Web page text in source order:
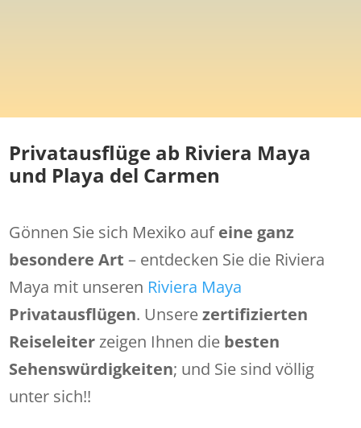
Privatausflüge ab Riviera Maya
und Playa del Carmen
Gönnen Sie sich Mexiko aufeine ganz
besondere Art – entdecken Sie die Riviera
Maya mit unseren Riviera Maya
Privatausflügen. Unserezertifizierten
Reiseleiterzeigen Ihnen die besten
Sehenswürdigkeiten; und Sie sind völlig
unter sich!!